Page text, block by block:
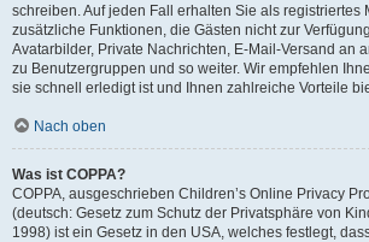
schreiben. Auf jeden Fall erhalten Sie als registriertes
zusätzliche Funktionen, die Gästen nicht zur
Avatarbilder, Private Nachrichten, E-Mail-Versand an
zu Benutzergruppen und so weiter. Wir empfehlen
sie schnell erledigt ist und Ihnen zahlreiche Vorteile
Nach oben
Was ist COPPA?
COPPA, ausgeschrieben Children’s Online Privacy
(deutsch: Gesetz zum Schutz der Privatsphäre von
1998) ist ein Gesetz in den USA, welches festlegt,